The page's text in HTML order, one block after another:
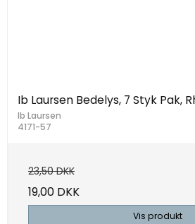
Ib Laursen Bedelys, 7 Styk Pak,
Ib Laursen
4171-57
23,50 DKK
19,00 DKK
Vis produkt